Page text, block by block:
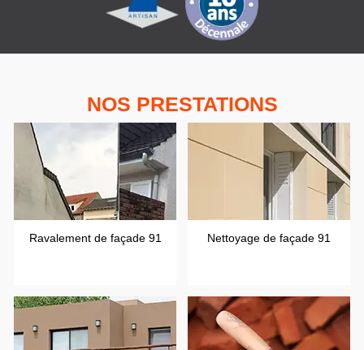
NOS PRESTATIONS
Ravalement de façade 91 Nettoyage de façade 91